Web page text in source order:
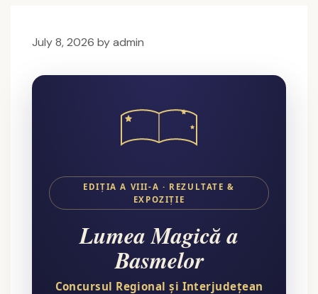
July 8, 2026 byadmin
EDIȚIA A VIII-A · REZULTATE &
EXPOZIȚIE
Lumea Magică a
Basmelor
Concursul Regional și Interjudețean